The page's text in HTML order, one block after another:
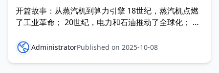
开篇故事：从蒸汽机到算力引擎 18世纪，蒸汽机点燃
了工业革命； 20世纪，电力和石油推动了全球化； 今
的竞争格局，很可能取决于一个国家、一个企业掌握多
少算力。 那么，算力的未来走向是什么？
AdministratorPublished on 2025-10-08